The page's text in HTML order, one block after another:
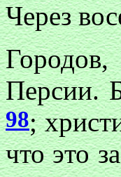
Через
Городов,
Персии.
98;
что это